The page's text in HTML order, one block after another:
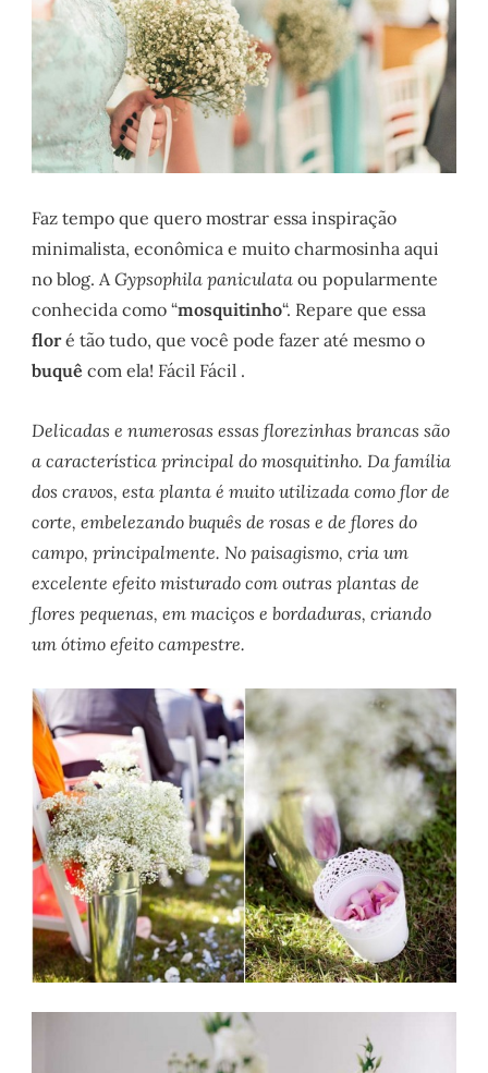
Faz tempo que quero mostrar essa inspiração
minimalista, econômica e muito charmosinha aqui
no blog. AGypsophila paniculata ou popularmente
conhecida como “mosquitinho“. Repare que essa
floré tão tudo, que você pode fazer até mesmo o
buquêcom ela! Fácil Fácil .
Delicadas e numerosas essas florezinhas brancas são
a característica principal do mosquitinho. Da família
dos cravos, esta planta é muito utilizada como flor de
corte, embelezando buquês de rosas e de flores do
campo, principalmente. No paisagismo, cria um
excelente efeito misturado com outras plantas de
flores pequenas, em maciços e bordaduras, criando
um ótimo efeito campestre.